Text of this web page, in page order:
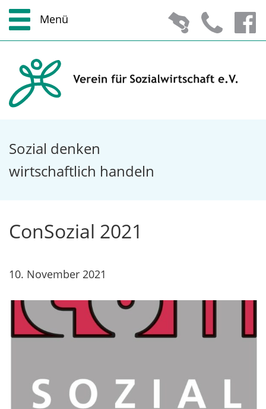
Zum Hauptmenü
Zur Suche
Zum Inhalt
Zu den Service-Informationen
Sozial denken
wirtschaftlich handeln
Menü
ConSozial 2021
10. November 2021